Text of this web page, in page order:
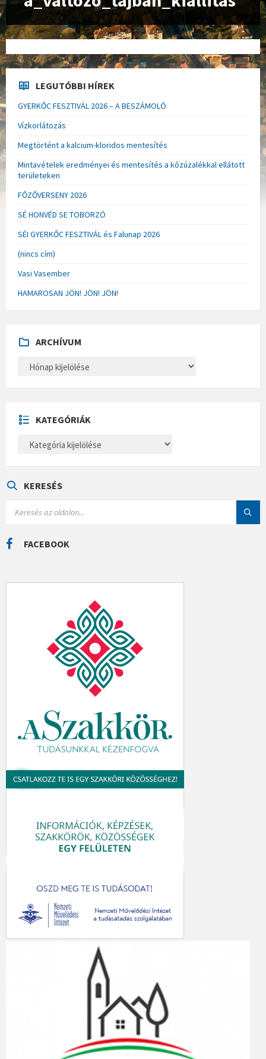
LEGUTÓBBI HÍREK
GYERKŐC FESZTIVÁL 2026 – A BESZÁMOLÓ
Vízkorlátozás
Megtörtént a kalcium-kloridos mentesítés
Mintavételek eredményei és mentesítés a kőzúzalékkal ellátott
területeken
FŐZŐVERSENY 2026
SÉ HONVÉD SE TOBORZÓ
SÉI GYERKŐC FESZTIVÁL és Falunap 2026
(nincs cím)
Vasi Vasember
HAMAROSAN JÖN! JÖN! JÖN!
ARCHÍVUM
H
U
M
KATEGÓRIÁK
E
Á
KERESÉS
C
H
FACEBOOK